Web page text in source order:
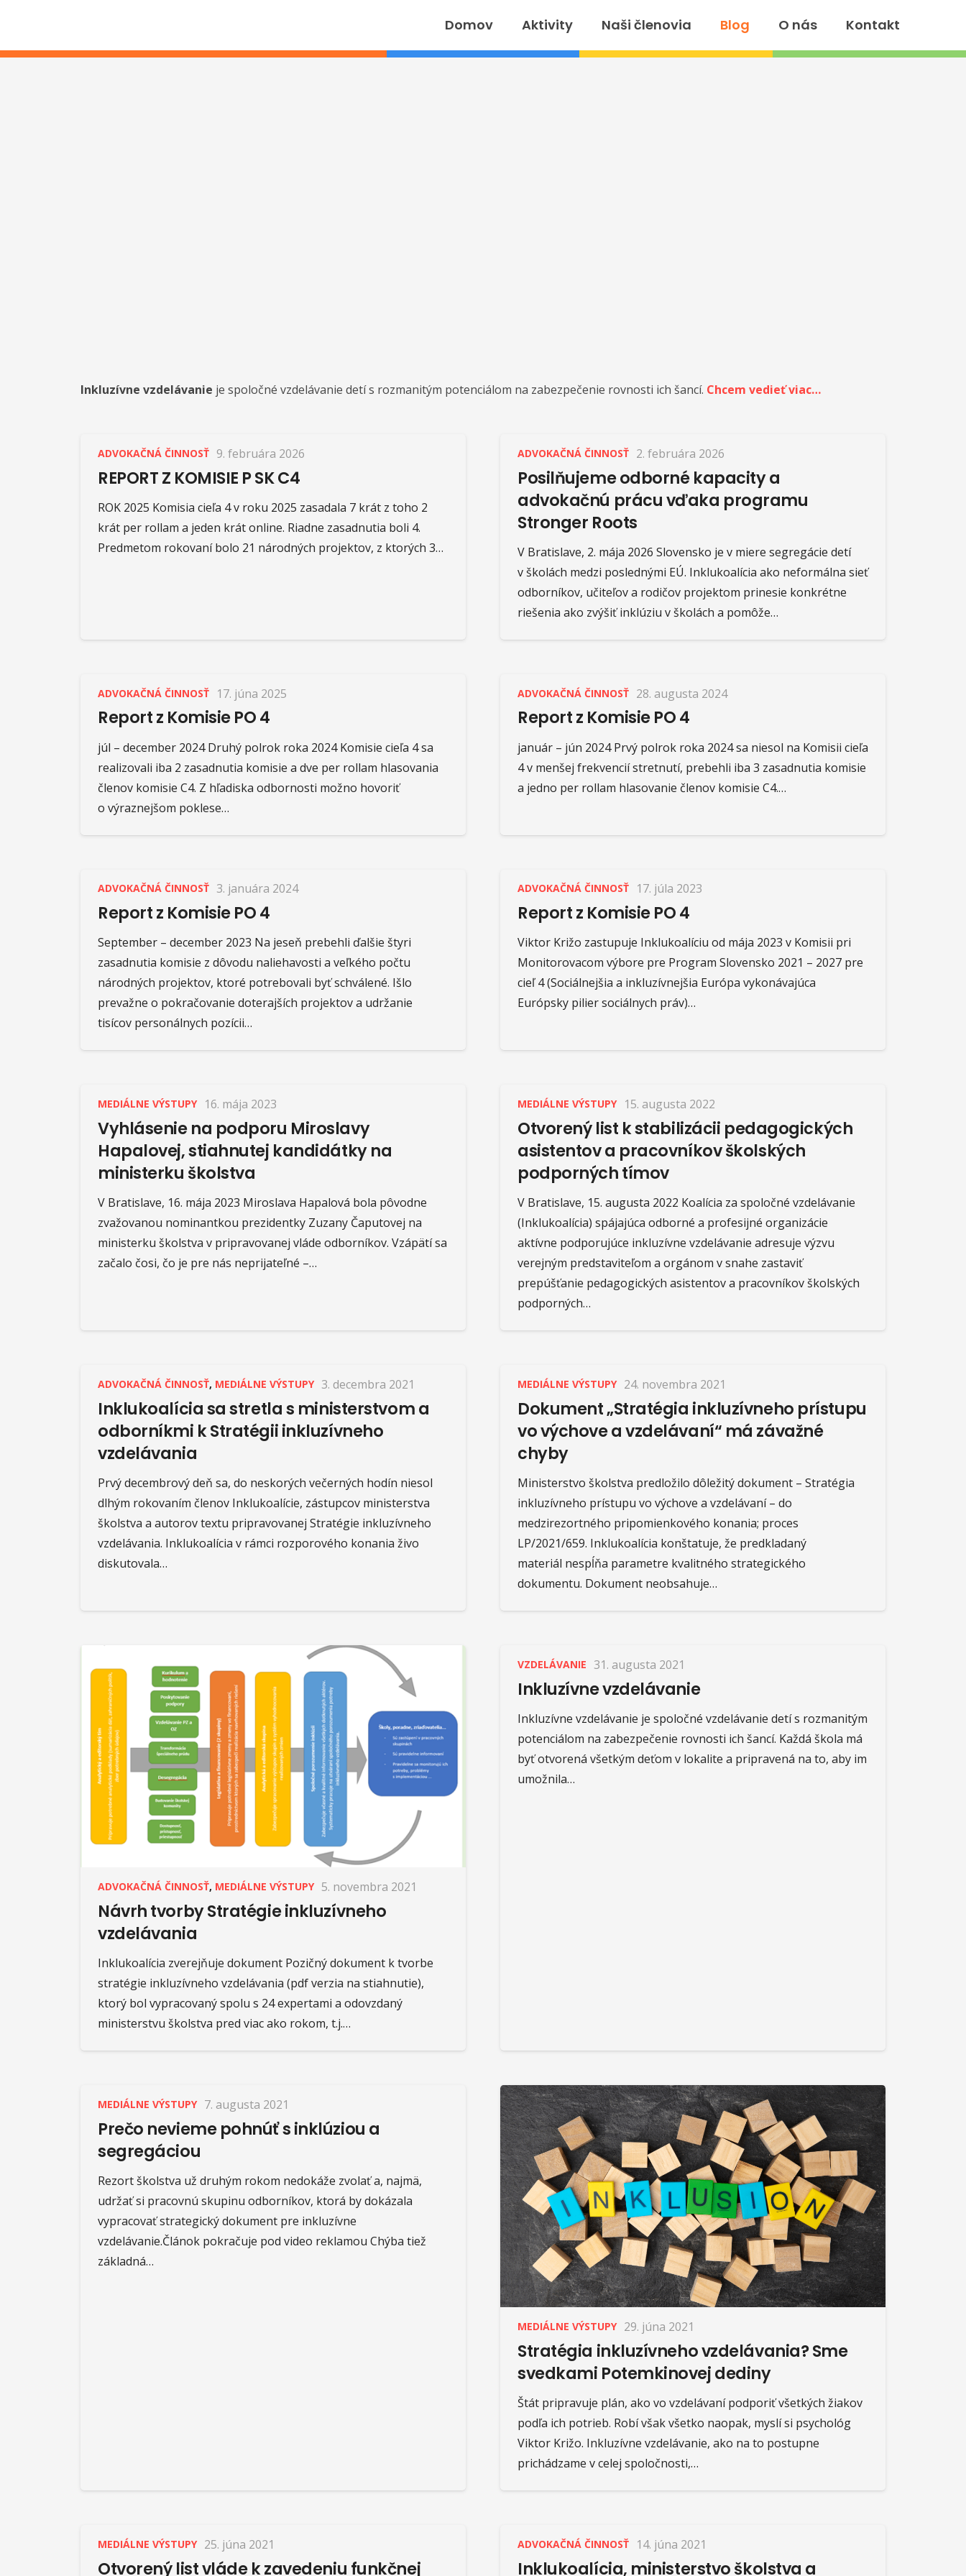
Domov Aktivity Naši členovia Blog O nás Kontakt
Inkluzívne vzdelávanie je spoločné vzdelávanie detí s rozmanitým potenciálom na zabezpečenie rovnosti ich šancí. Chcem vedieť viac…
ADVOKAČNÁ ČINNOSŤ 9. februára 2026
REPORT Z KOMISIE P SK C4
ROK 2025 Komisia cieľa 4 v roku 2025 zasadala 7 krát z toho 2
krát per rollam a jeden krát online. Riadne zasadnutia boli 4.
Predmetom rokovaní bolo 21 národných projektov, z ktorých 3…
ADVOKAČNÁ ČINNOSŤ 2. februára 2026
Posilňujeme odborné kapacity a
advokačnú prácu vďaka programu
Stronger Roots
V Bratislave, 2. mája 2026 Slovensko je v miere segregácie detí
v školách medzi poslednými EÚ. Inklukoalícia ako neformálna sieť
odborníkov, učiteľov a rodičov projektom prinesie konkrétne
riešenia ako zvýšiť inklúziu v školách a pomôže…
ADVOKAČNÁ ČINNOSŤ 17. júna 2025
Report z Komisie PO 4
júl – december 2024 Druhý polrok roka 2024 Komisie cieľa 4 sa
realizovali iba 2 zasadnutia komisie a dve per rollam hlasovania
členov komisie C4. Z hľadiska odbornosti možno hovoriť
o výraznejšom poklese…
ADVOKAČNÁ ČINNOSŤ 28. augusta 2024
Report z Komisie PO 4
január – jún 2024 Prvý polrok roka 2024 sa niesol na Komisii cieľa
4 v menšej frekvencií stretnutí, prebehli iba 3 zasadnutia komisie
a jedno per rollam hlasovanie členov komisie C4.…
ADVOKAČNÁ ČINNOSŤ 3. januára 2024
Report z Komisie PO 4
September – december 2023 Na jeseň prebehli ďalšie štyri
zasadnutia komisie z dôvodu naliehavosti a veľkého počtu
národných projektov, ktoré potrebovali byť schválené. Išlo
prevažne o pokračovanie doterajších projektov a udržanie
tisícov personálnych pozícii…
ADVOKAČNÁ ČINNOSŤ 17. júla 2023
Report z Komisie PO 4
Viktor Križo zastupuje Inklukoalíciu od mája 2023 v Komisii pri
Monitorovacom výbore pre Program Slovensko 2021 – 2027 pre
cieľ 4 (Sociálnejšia a inkluzívnejšia Európa vykonávajúca
Európsky pilier sociálnych práv)…
MEDIÁLNE VÝSTUPY 16. mája 2023
Vyhlásenie na podporu Miroslavy
Hapalovej, stiahnutej kandidátky na
ministerku školstva
V Bratislave, 16. mája 2023 Miroslava Hapalová bola pôvodne
zvažovanou nominantkou prezidentky Zuzany Čaputovej na
ministerku školstva v pripravovanej vláde odborníkov. Vzápätí sa
začalo čosi, čo je pre nás neprijateľné –…
MEDIÁLNE VÝSTUPY 15. augusta 2022
Otvorený list k stabilizácii pedagogických
asistentov a pracovníkov školských
podporných tímov
V Bratislave, 15. augusta 2022 Koalícia za spoločné vzdelávanie
(Inklukoalícia) spájajúca odborné a profesijné organizácie
aktívne podporujúce inkluzívne vzdelávanie adresuje výzvu
verejným predstaviteľom a orgánom v snahe zastaviť
prepúšťanie pedagogických asistentov a pracovníkov školských
podporných…
ADVOKAČNÁ ČINNOSŤ, MEDIÁLNE VÝSTUPY 3. decembra 2021
Inklukoalícia sa stretla s ministerstvom a
odborníkmi k Stratégii inkluzívneho
vzdelávania
Prvý decembrový deň sa, do neskorých večerných hodín niesol
dlhým rokovaním členov Inklukoalície, zástupcov ministerstva
školstva a autorov textu pripravovanej Stratégie inkluzívneho
vzdelávania. Inklukoalícia v rámci rozporového konania živo
diskutovala…
MEDIÁLNE VÝSTUPY 24. novembra 2021
Dokument „Stratégia inkluzívneho prístupu
vo výchove a vzdelávaní“ má závažné
chyby
Ministerstvo školstva predložilo dôležitý dokument – Stratégia
inkluzívneho prístupu vo výchove a vzdelávaní – do
medzirezortného pripomienkového konania; proces
LP/2021/659. Inklukoalícia konštatuje, že predkladaný
materiál nespĺňa parametre kvalitného strategického
dokumentu. Dokument neobsahuje…
ADVOKAČNÁ ČINNOSŤ, MEDIÁLNE VÝSTUPY 5. novembra 2021
Návrh tvorby Stratégie inkluzívneho
vzdelávania
Inklukoalícia zverejňuje dokument Pozičný dokument k tvorbe
stratégie inkluzívneho vzdelávania (pdf verzia na stiahnutie),
ktorý bol vypracovaný spolu s 24 expertami a odovzdaný
ministerstvu školstva pred viac ako rokom, t.j.…
VZDELÁVANIE 31. augusta 2021
Inkluzívne vzdelávanie
Inkluzívne vzdelávanie je spoločné vzdelávanie detí s rozmanitým
potenciálom na zabezpečenie rovnosti ich šancí. Každá škola má
byť otvorená všetkým deťom v lokalite a pripravená na to, aby im
umožnila…
MEDIÁLNE VÝSTUPY 7. augusta 2021
Prečo nevieme pohnúť s inklúziou a
segregáciou
Rezort školstva už druhým rokom nedokáže zvolať a, najmä,
udržať si pracovnú skupinu odborníkov, ktorá by dokázala
vypracovať strategický dokument pre inkluzívne
vzdelávanie.Článok pokračuje pod video reklamou Chýba tiež
základná…
MEDIÁLNE VÝSTUPY 29. júna 2021
Stratégia inkluzívneho vzdelávania? Sme
svedkami Potemkinovej dediny
Štát pripravuje plán, ako vo vzdelávaní podporiť všetkých žiakov
podľa ich potrieb. Robí však všetko naopak, myslí si psychológ
Viktor Križo. Inkluzívne vzdelávanie, ako na to postupne
prichádzame v celej spoločnosti,…
MEDIÁLNE VÝSTUPY 25. júna 2021
Otvorený list vláde k zavedeniu funkčnej
ADVOKAČNÁ ČINNOSŤ 14. júna 2021
Inklukoalícia, ministerstvo školstva a